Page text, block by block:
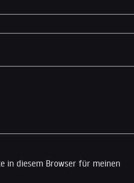
in diesem Browser für meinen